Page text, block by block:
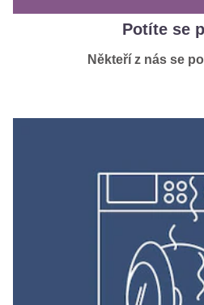
Potíte se
Někteří z nás se